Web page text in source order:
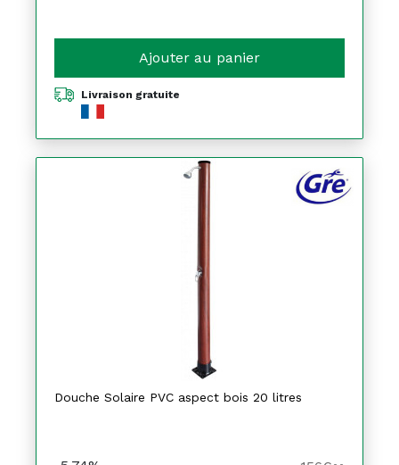
Ajouter au panier
Livraison gratuite
Douche Solaire PVC aspect bois 20 litres